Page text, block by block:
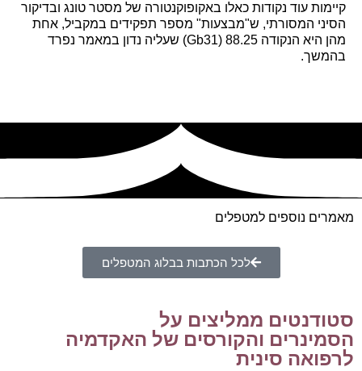
קיימות עוד נקודות כאלו באקופוקנטורה של מסטר טונג ובדיקור
הסיני המסורתי, ש"מבצעות" מספר תפקידים במקביל, אחת
מהן היא הנקודה 88.25 (Gb31) שעליה נדון במאמר נפרד
בהמשך.
מאמרים נוספים למטפלים
לכל הכתבות בבלוג המטפלים
סטודנטים ממליצים על
הסמינרים והקורסים של האקדמיה
לרפואה סינית